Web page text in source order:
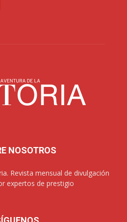
NOSOTROS
Revista mensual de divulgación
expertos de prestigio